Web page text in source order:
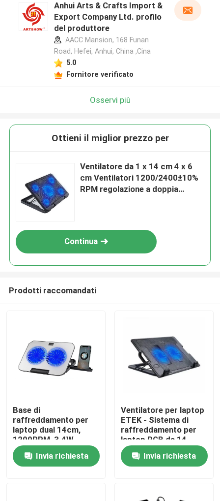
Casa.
Prodotti
Anhui Arts & Crafts Import &
Export Company Ltd. profilo
del produttore
AACC Mansion, 168 Funan
Road, Hefei, Anhui, China ,Cina
5.0
Fornitore verificato
Osservi più
Ottieni il miglior prezzo per
Ventilatore da 1 x 14 cm 4 x 6
cm Ventilatori 1200/2400±10%
RPM regolazione a doppia
Continua
Prodotti raccomandati
Base di
raffreddamento per
laptop dual 14cm,
1200RPM, 3.4W,
Flusso d'aria
silenzioso, Nero
Invia richiesta
Ventilatore per laptop
ETEK - Sistema di
raffreddamento per
laptop RGB da 14
pollici personalizzato,
silenzioso, con ampia
inclinazione
Invia richiesta